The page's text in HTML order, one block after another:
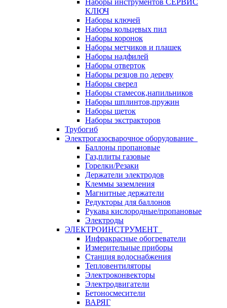
Наборы инструментов СЕРВИС
КЛЮЧ
Наборы ключей
Наборы кольцевых пил
Наборы коронок
Наборы метчиков и плашек
Наборы надфилей
Наборы отверток
Наборы резцов по дереву
Наборы сверел
Наборы стамесок,напильников
Наборы шплинтов,пружин
Наборы щеток
Наборы экстракторов
Трубогиб
Электрогазосварочное оборудование
Баллоны пропановые
Газ,плиты газовые
Горелки/Резаки
Держатели электродов
Клеммы заземления
Магнитные держатели
Редукторы для баллонов
Рукава кислородные/пропановые
Электроды
ЭЛЕКТРОИНСТРУМЕНТ
Инфракрасные обогреватели
Измерительные приборы
Станция водоснабжения
Тепловентиляторы
Электроконвекторы
Электродвигатели
Бетоносмесители
ВАРЯГ